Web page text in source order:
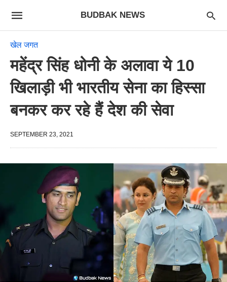
BUDBAK NEWS
खेल जगत
महेंद्र सिंह धोनी के अलावा ये 10
खिलाड़ी भी भारतीय सेना का हिस्सा
बनकर कर रहे हैं देश की सेवा
SEPTEMBER 23, 2021